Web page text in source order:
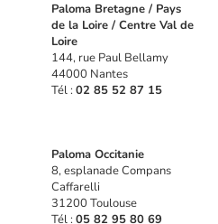
Paloma Bretagne / Pays
de la Loire / Centre Val de
Loire
144, rue Paul Bellamy
44000 Nantes
Tél : 02 85 52 87 15
Paloma Occitanie
8, esplanade Compans
Caffarelli
31200 Toulouse
Tél : 05 82 95 80 69